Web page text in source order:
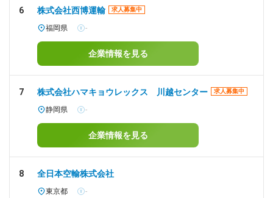
6 株式会社西博運輸 求人募集中
福岡県 -
企業情報を見る
7 株式会社ハマキョウレックス 川越センター 求人募集中
静岡県 -
企業情報を見る
8 全日本空輸株式会社
東京都 -